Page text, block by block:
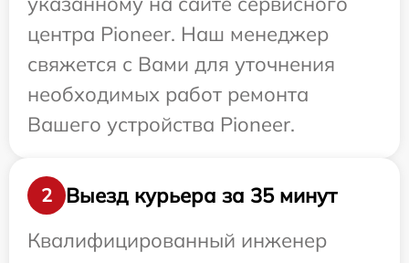
центра Pioneer. Наш менеджер
свяжется с Вами для уточнения
необходимых работ ремонта
Вашего устройства Pioneer.
2
Выезд курьера за 35 минут
Квалифицированный инженер